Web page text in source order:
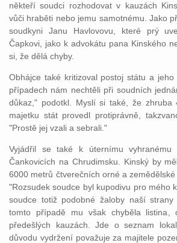
někteří soudci rozhodovat v kauzách
vůči hraběti nebo jemu samotnému. Jako
soudkyni Janu Havlovovu, které prý
Čapkovi, jako k advokátu pana Kinského
si, že dělá chyby.
Obhájce také kritizoval postoj státu a jeho
případech nám nechtěli při soudních
důkaz," podotkl. Myslí si také, že zhruba
majetku stát provedl protiprávně,
"Prostě jej vzali a sebrali."
Vyjádřil se také k úternímu
Čankovicích na Chrudimsku. Kinský by
6000 metrů čtverečních orné a zemědělské
"Rozsudek soudce byl kupodivu pro mého
soudce totiž podobné žaloby naší
tomto případě mu však chyběla
předešlých kauzách. Jde o seznam
důvodu vydržení považuje za majitele